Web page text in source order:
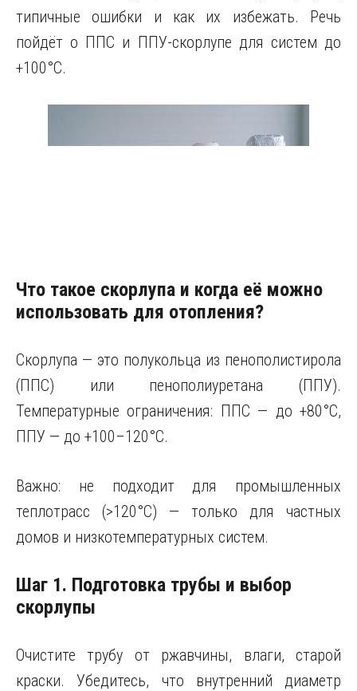
типичные ошибки и как их избежать. Речь
пойдёт о ППС и ППУ-скорлупе для систем до
+100°C.
Что такое скорлупа и когда её можно
использовать для отопления?
Скорлупа — это полукольца из пенополистирола
(ППС) или пенополиуретана (ППУ).
Температурные ограничения: ППС — до +80°C,
ППУ — до +100–120°C.
Важно: не подходит для промышленных
теплотрасс (>120°C) — только для частных
домов и низкотемпературных систем.
Шаг 1. Подготовка трубы и выбор
скорлупы
Очистите трубу от ржавчины, влаги, старой
краски. Убедитесь, что внутренний диаметр